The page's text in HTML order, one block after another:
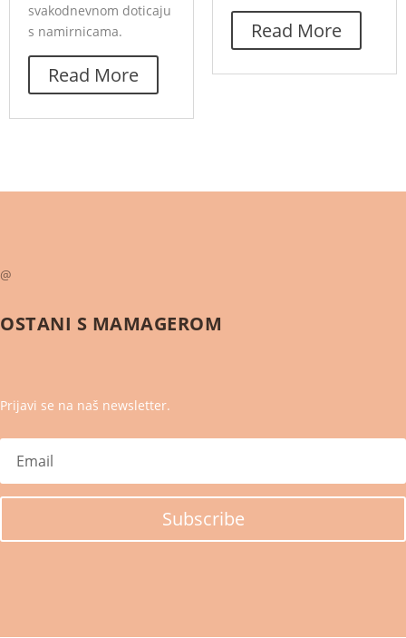
svakodnevnom doticaju
s namirnicama.
Read More
Read More
@
OSTANI S MAMAGEROM
Prijavi se na naš newsletter.
Subscribe